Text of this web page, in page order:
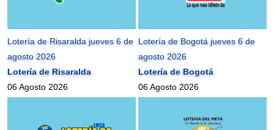
Lotería de Risaralda jueves 6 de
agosto 2026
Lotería de Risaralda
06 Agosto 2026
Lotería de Bogotá jueves 6 de
agosto 2026
Lotería de Bogotá
06 Agosto 2026